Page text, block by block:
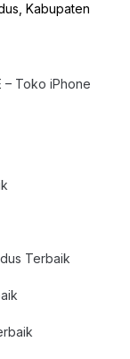
Kabupaten
– Toko iPhone
Terbaik